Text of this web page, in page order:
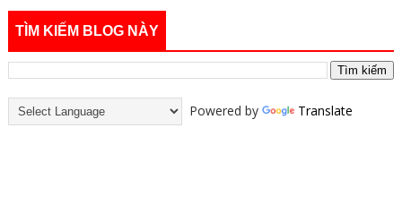
TÌM KIẾM BLOG NÀY
Powered by Translate